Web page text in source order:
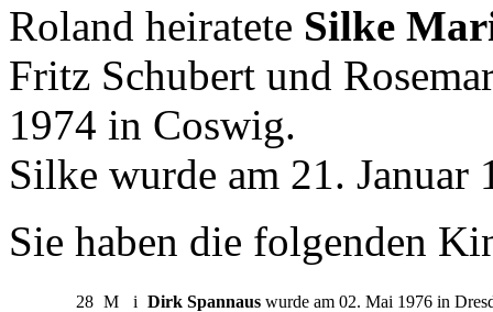
Roland heiratete Silke
Fritz Schubert und
1974 in Coswig.
Silke wurde am 21.
Sie haben die folgenden
28 M i Dirk Spannaus wurde am 02. Mai 1976 in